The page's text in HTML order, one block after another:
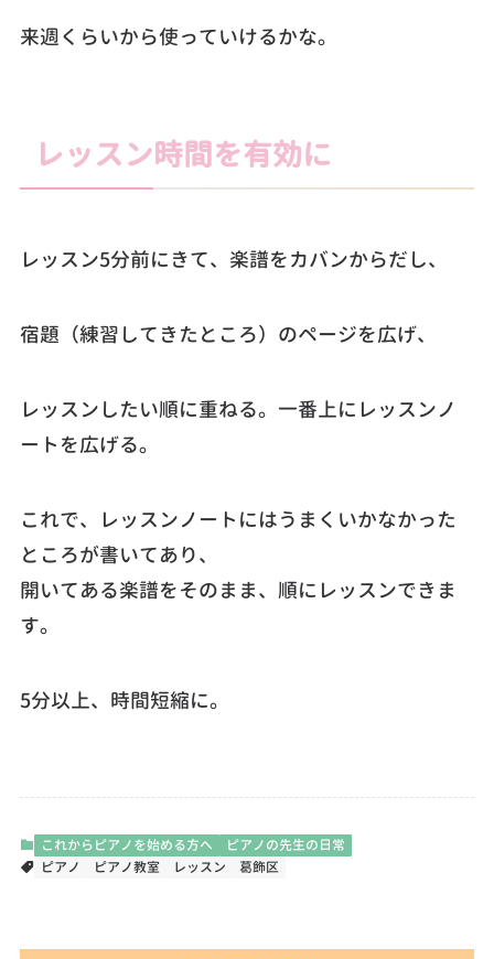
来週くらいから使っていけるかな。
レッスン時間を有効に
レッスン5分前にきて、楽譜をカバンからだし、
宿題（練習してきたところ）のページを広げ、
レッスンしたい順に重ねる。一番上にレッスンノ
ートを広げる。
これで、レッスンノートにはうまくいかなかった
ところが書いてあり、
開いてある楽譜をそのまま、順にレッスンできま
す。
5分以上、時間短縮に。
これからピアノを始める方へ
ピアノの先生の日常
ピアノ
ピアノ教室 レッスン 葛飾区